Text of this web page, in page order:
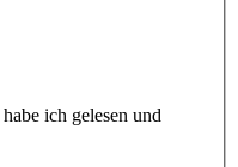
habe ich gelesen und